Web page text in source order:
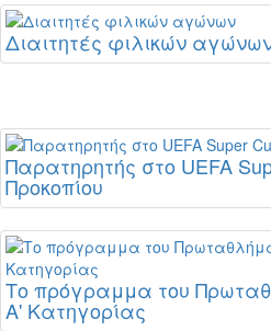
Διαιτητές φιλικών
Παρατηρητής στο UEFA
Προκοπίου
Το πρόγραμμα του
Α' Κατηγορίας